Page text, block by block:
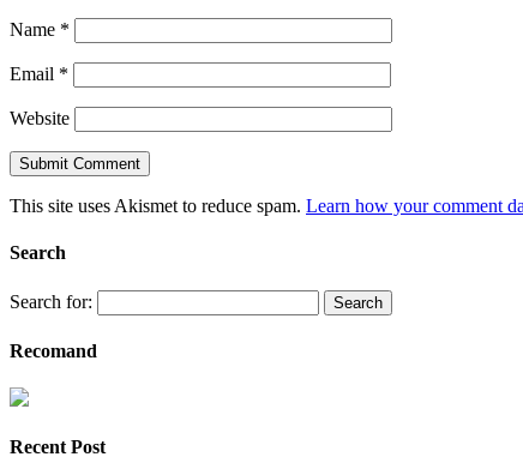
Name *
Email *
Website
This site uses Akismet to reduce spam. Learn how your comment
Search
Search for:
Recomand
Recent Post